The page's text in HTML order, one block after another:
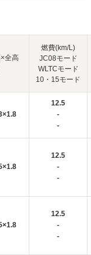
全高
燃費(km/L)
JC08モード
WLTCモード
10・15モード
12.5
-
-
12.5
-
-
12.5
-
-